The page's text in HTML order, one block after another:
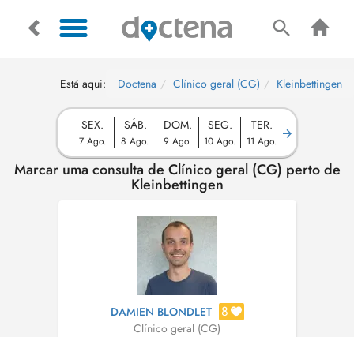
Está aqui: Doctena Clínico geral (CG) Kleinbettingen
SEX.
7 Ago.
SÁB.
8 Ago.
DOM.
9 Ago.
SEG.
10 Ago.
TER.
11 Ago.
Marcar uma consulta de Clínico geral (CG) perto de
Kleinbettingen
DAMIEN BLONDLET 8
Clínico geral (CG)